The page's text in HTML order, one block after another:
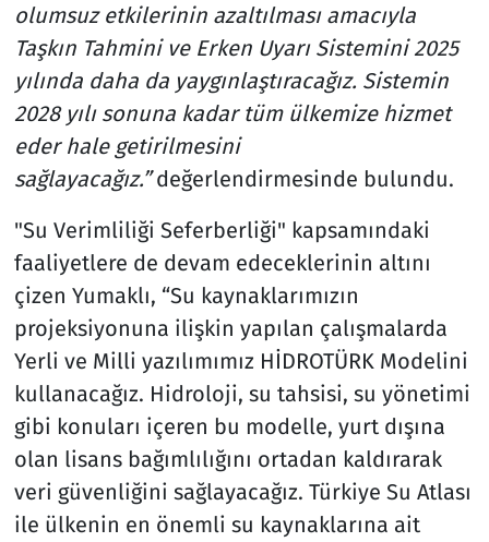
olumsuz etkilerinin azaltılması amacıyla
Taşkın Tahmini ve Erken Uyarı Sistemini 2025
yılında daha da yaygınlaştıracağız. Sistemin
2028 yılı sonuna kadar tüm ülkemize hizmet
eder hale getirilmesini
sağlayacağız.”değerlendirmesinde bulundu.
"Su Verimliliği Seferberliği" kapsamındaki
faaliyetlere de devam edeceklerinin altını
çizen Yumaklı, “Su kaynaklarımızın
projeksiyonuna ilişkin yapılan çalışmalarda
Yerli ve Milli yazılımımız HİDROTÜRK Modelini
kullanacağız. Hidroloji, su tahsisi, su yönetimi
gibi konuları içeren bu modelle, yurt dışına
olan lisans bağımlılığını ortadan kaldırarak
veri güvenliğini sağlayacağız. Türkiye Su Atlası
ile ülkenin en önemli su kaynaklarına ait